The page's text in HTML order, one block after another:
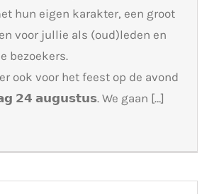
hun eigen karakter, een groot
voor jullie als (oud)leden en
bezoekers.
ook voor het feest op de avond
𝟮𝟰 𝗮𝘂𝗴𝘂𝘀𝘁𝘂𝘀. We gaan […]